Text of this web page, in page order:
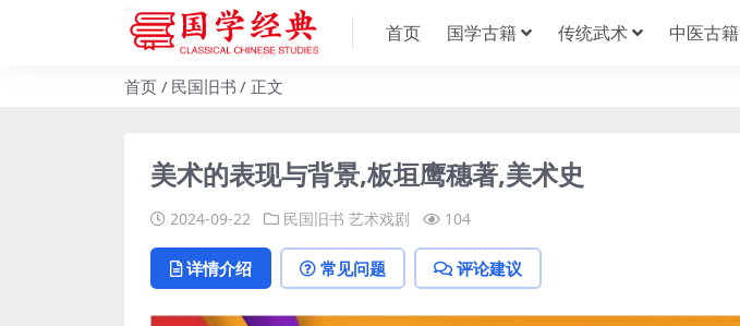
首页 国学古籍 传统武术 中医古籍
首页 民国旧书 正文
美术的表现与背景,板垣鹰穗著,美术史
2024-09-22 民国旧书 艺术戏剧 104
详情介绍 常见问题 评论建议